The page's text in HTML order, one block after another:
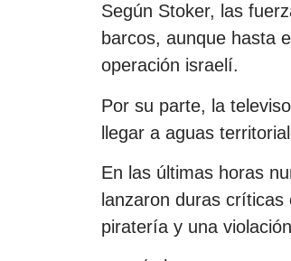
Según Stoker, las
barcos, aunque hasta
operación israelí.
Por su parte, la
llegar a aguas
En las últimas horas
lanzaron duras
piratería y una